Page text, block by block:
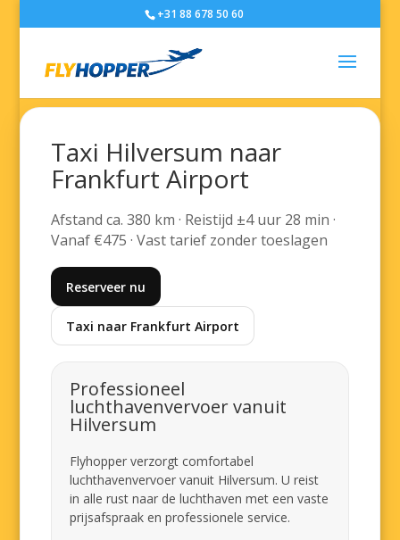
+31 88 678 50 60
Taxi Hilversum naar
Frankfurt Airport
Afstand ca. 380 km · Reistijd ±4 uur 28 min ·
Vanaf €475 · Vast tarief zonder toeslagen
Reserveer nu
Taxi naar Frankfurt Airport
Professioneel
luchthavenvervoer vanuit
Hilversum
Flyhopper verzorgt comfortabel
luchthavenvervoer vanuit Hilversum. U reist
in alle rust naar de luchthaven met een vaste
prijsafspraak en professionele service.